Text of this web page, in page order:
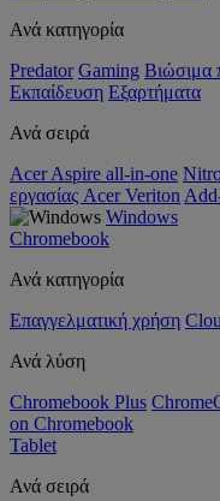
Ανά κατηγορία
Predator Gaming Βιώσιμα
Εκπαίδευση Εξαρτήματα
Ανά σειρά
Acer Aspire all-in-one
εργασίας Acer Veriton
Windows
Chromebook
Ανά κατηγορία
Επαγγελματική χρήση
Ανά λύση
Chromebook Plus
on Chromebook
Tablet
Ανά σειρά